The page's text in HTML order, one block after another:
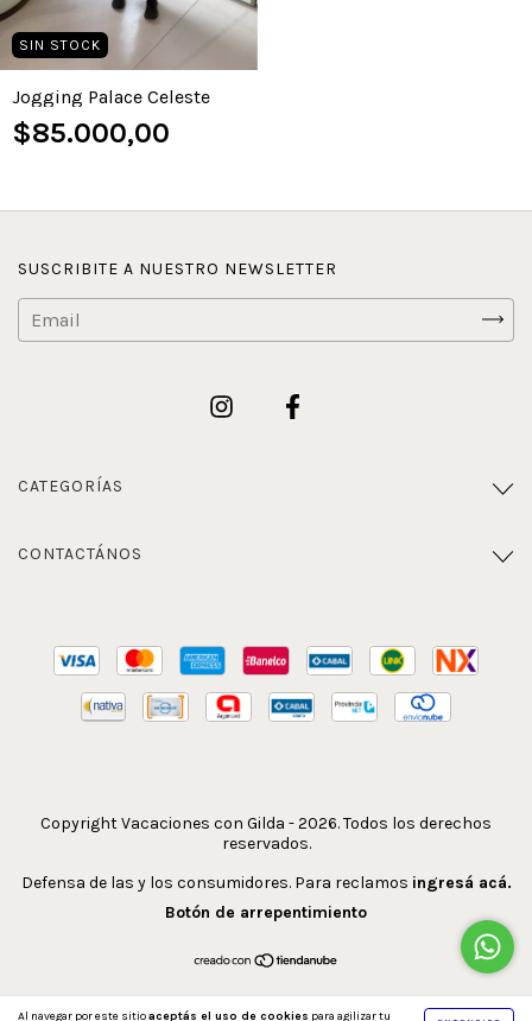
Al navegar por este sitioaceptás el uso de cookies para agilizar tu
SIN STOCK
Jogging Palace Celeste
$85.000,00
SUSCRIBITE A NUESTRO NEWSLETTER
CATEGORÍAS
CONTACTÁNOS
Copyright Vacaciones con Gilda - 2026. Todos los derechos
reservados.
Defensa de las y los consumidores. Para reclamos ingresá acá.
Botón de arrepentimiento